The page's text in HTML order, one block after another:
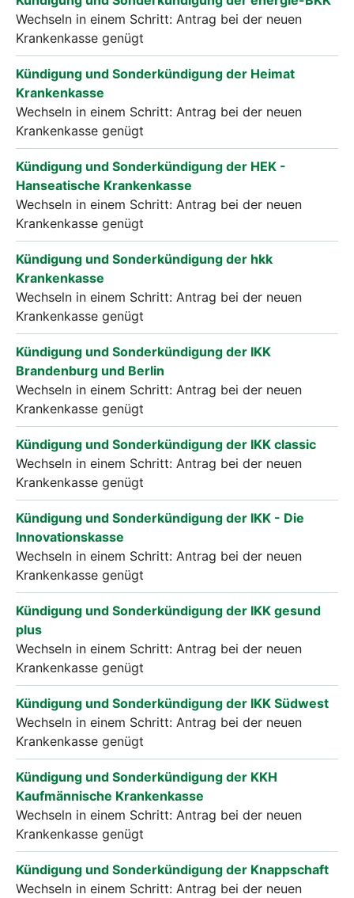
Wechseln in einem Schritt: Antrag bei der neuen
Krankenkasse genügt
Kündigung und Sonderkündigung der Heimat
Krankenkasse
Wechseln in einem Schritt: Antrag bei der neuen
Krankenkasse genügt
Kündigung und Sonderkündigung der HEK -
Hanseatische Krankenkasse
Wechseln in einem Schritt: Antrag bei der neuen
Krankenkasse genügt
Kündigung und Sonderkündigung der hkk
Krankenkasse
Wechseln in einem Schritt: Antrag bei der neuen
Krankenkasse genügt
Kündigung und Sonderkündigung der IKK
Brandenburg und Berlin
Wechseln in einem Schritt: Antrag bei der neuen
Krankenkasse genügt
Kündigung und Sonderkündigung der IKK classic
Wechseln in einem Schritt: Antrag bei der neuen
Krankenkasse genügt
Kündigung und Sonderkündigung der IKK - Die
Innovationskasse
Wechseln in einem Schritt: Antrag bei der neuen
Krankenkasse genügt
Kündigung und Sonderkündigung der IKK gesund
plus
Wechseln in einem Schritt: Antrag bei der neuen
Krankenkasse genügt
Kündigung und Sonderkündigung der IKK Südwest
Wechseln in einem Schritt: Antrag bei der neuen
Krankenkasse genügt
Kündigung und Sonderkündigung der KKH
Kaufmännische Krankenkasse
Wechseln in einem Schritt: Antrag bei der neuen
Krankenkasse genügt
Kündigung und Sonderkündigung der Knappschaft
Wechseln in einem Schritt: Antrag bei der neuen